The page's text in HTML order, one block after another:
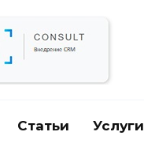
Статьи Услуги